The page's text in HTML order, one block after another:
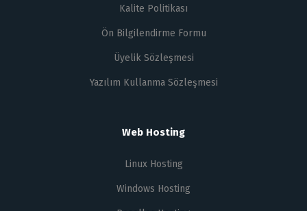
Kalite Politikası
Ön Bilgilendirme Formu
Üyelik Sözleşmesi
Yazılım Kullanma Sözleşmesi
Web Hosting
Linux Hosting
Windows Hosting